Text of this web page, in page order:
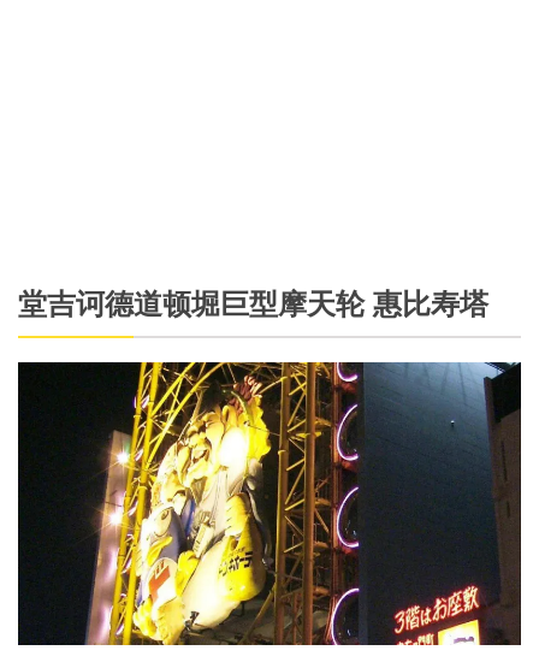
堂吉诃德道顿堀巨型摩天轮 惠比寿塔